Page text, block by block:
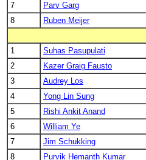
7
Parv Garg
8
Ruben Meijer
1
Suhas Pasupulati
2
Kazer Graig Fausto
3
Audrey Los
4
Yong Lin Sung
5
Rishi Ankit Anand
6
William Ye
7
Jim Schukking
8
Purvik Hemanth Kumar